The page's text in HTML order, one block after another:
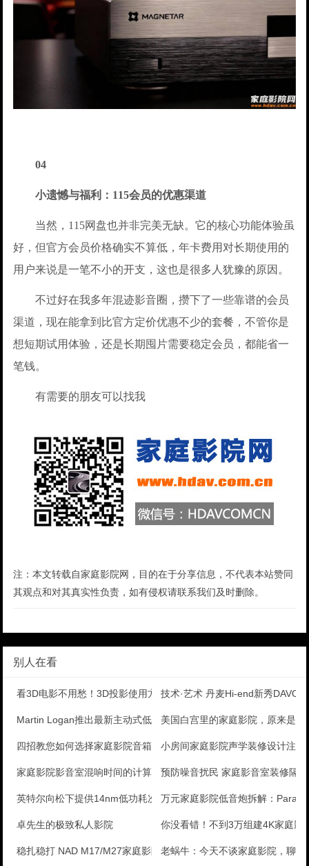
04
小遗憾与福利：115会员的优惠渠道
当然，115网盘也并非完美无缺。它的核心功能体验虽
好，但官方会员价格确实不算低，年卡费用对长期使用的
用户来说是一笔不小的开支，这也是很多人犹豫的原因。
不过好在我多年混迹影音圈，攒下了一些靠谱的会员
渠道，现在能拿到比官方定价优惠不少的套餐，不管你是
想短期试用体验，还是长期囤片需要稳定会员，都能省一
笔钱。
有需要的朋友可以找我
注：本文转载自家庭影院网，目的在于分享信息，不代表本站赞同
其观点和对其真实性负责，如有侵权请联系我们及时删除。
别人在看
看3D电影不用愁！3D投影使用方法详解技术·艺术 丹麦Hi-end新秀
Martin Logan推出最新主动式低音炮Dyna美国白宫里的家庭影院，原来是这
四招教您如何选择家庭影院音箱？小房间家庭影院声学装修设计注意
家庭影院影音室混响时间的计算 预防噪音扰民 家庭影音室装修隔
英特尔向松下提供14nm低功耗次世代半导体制造支持
万元家庭影院低音炮拆解：
卓先生的极致私人影院 你没看错！不到3万组建4K家庭影
稳扎稳打 NAD M17/M27家庭影院AV功放测评老蜗牛：今天不谈家庭影院，聊聊